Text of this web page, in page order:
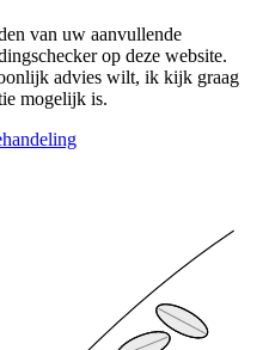
van uw aanvullende
op deze website.
advies wilt, ik kijk graag
mogelijk is.